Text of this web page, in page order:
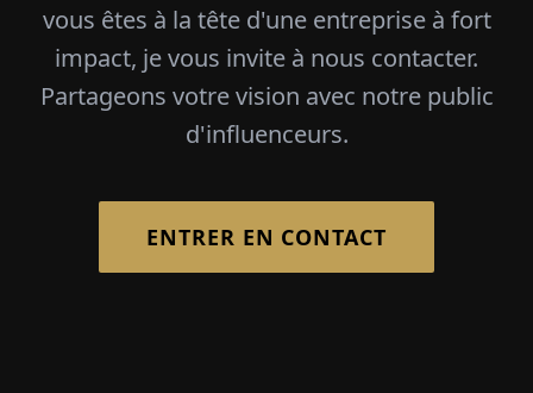
vous êtes à la tête d'une entreprise à fort
impact, je vous invite à nous contacter.
Partageons votre vision avec notre public
d'influenceurs.
ENTRER EN CONTACT